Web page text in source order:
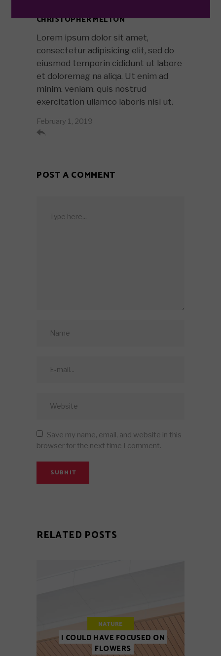
CHRISTOPHER MELTON
Lorem ipsum dolor sit amet,
consectetur adipisicing elit, sed do
eiusmod temporin cididunt ut labore
et doloremag na aliqa. Ut enim ad
minim. veniam. quis nostrud
exercitation ullamco laboris nisi ut.
February 1, 2019

POST A COMMENT
Save my name, email, and website in this
browser for the next time I comment.
SUBMIT
RELATED POSTS
NATURE
I COULD HAVE FOCUSED ON
FLOWERS